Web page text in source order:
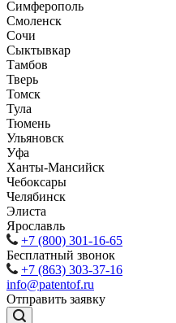
Симферополь
Смоленск
Сочи
Сыктывкар
Тамбов
Тверь
Томск
Тула
Тюмень
Ульяновск
Уфа
Ханты-Мансийск
Чебоксары
Челябинск
Элиста
Ярославль
+7 (800) 301-16-65
Бесплатный звонок
+7 (863) 303-37-16
info@patentof.ru
Отправить заявку